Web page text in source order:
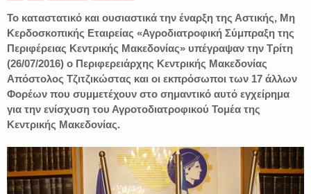
Το καταστατικό και ουσιαστικά την έναρξη της Αστικής, Μη
Κερδοσκοπικής Εταιρείας «Αγροδιατροφική Σύμπραξη της
Περιφέρειας Κεντρικής Μακεδονίας» υπέγραψαν την Τρίτη
(26/07/2016) ο Περιφερειάρχης Κεντρικής Μακεδονίας
Απόστολος Τζιτζικώστας και οι εκπρόσωποι των 17 άλλων
Φορέων που συμμετέχουν στο σημαντικό αυτό εγχείρημα
για την ενίσχυση του Αγροτοδιατροφικού Τομέα της
Κεντρικής Μακεδονίας.